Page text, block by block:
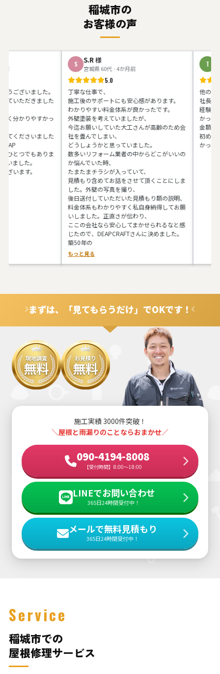
稲城市の
お客様の声
いました。
だきました
りやすかっ
さいました
でもありま
た。
す。
S.R様
宮城県 60代 · 4か月前
5.0
丁寧な仕事で、
施工後のサポートにも安心感があります。
わかりやすい料金体系が良かったです。
外壁塗装を考えていましたが、
今迄お願いしていた大工さんが高齢のため会
社を畳んでしまい、
どうしょうかと思っていました。
数多いリフォーム業者の中からどこがいいの
か悩んでいた時、
たまたまチラシが入っていて、
見積もり含めてお話をさせて頂くことにしま
した。外壁の写真を撮り、
後日送付していただいた見積もり額の説明、
料金体系もわかりやすく私自身納得してお願
いしました。正直さが伝わり、
ここの会社なら安心してまかせられるなと感
じたので、DEAPCRAFTさんに決めました。
築50年の
もっと見る
T.Y様
神奈川
他の業者さ
社長の馬場
経験がある
かったです。
金額も予算内
初めてお会
かったです
まずは、「見てもらうだけ」でOKです！
現地調査
無料
お見積り
無料
施工実績 3000件突破！
＼屋根と雨漏りのことならおまかせ／
090-4194-8008
【受付時間】8:00～18:00
LINEでお問い合わせ
365日24時間受付中！
メールで無料見積もり
365日24時間受付中！
Service
稲城市での
屋根修理サービス